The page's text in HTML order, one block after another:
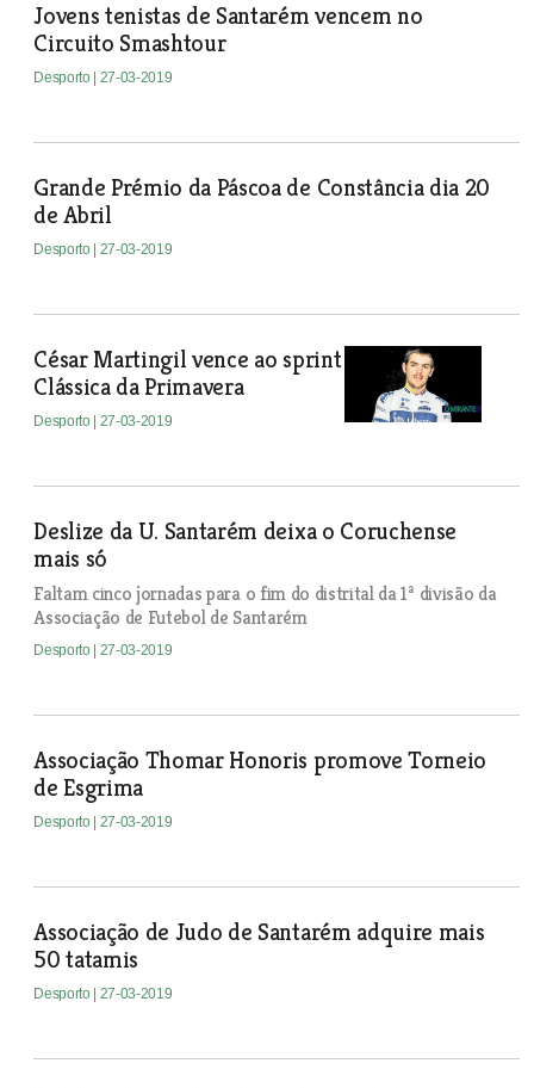
Jovens tenistas de Santarém vencem no
Circuito Smashtour
Desporto | 27-03-2019
Grande Prémio da Páscoa de Constância dia 20
de Abril
Desporto | 27-03-2019
César Martingil vence ao sprint
Clássica da Primavera
Desporto | 27-03-2019
Deslize da U. Santarém deixa o Coruchense
mais só
Faltam cinco jornadas para o fim do distrital da 1ª divisão da
Associação de Futebol de Santarém
Desporto | 27-03-2019
Associação Thomar Honoris promove Torneio
de Esgrima
Desporto | 27-03-2019
Associação de Judo de Santarém adquire mais
50 tatamis
Desporto | 27-03-2019